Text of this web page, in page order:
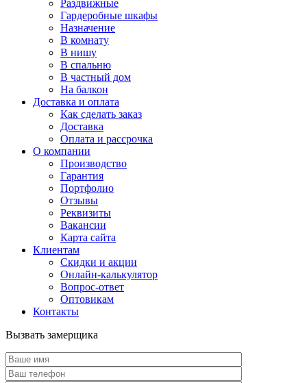
Раздвижные
Гардеробные шкафы
Назначение
В комнату
В нишу
В спальню
В частный дом
На балкон
Доставка и оплата
Как сделать заказ
Доставка
Оплата и рассрочка
О компании
Производство
Гарантия
Портфолио
Отзывы
Реквизиты
Вакансии
Карта сайта
Клиентам
Скидки и акции
Онлайн-калькулятор
Вопрос-ответ
Оптовикам
Контакты
Вызвать замерщика